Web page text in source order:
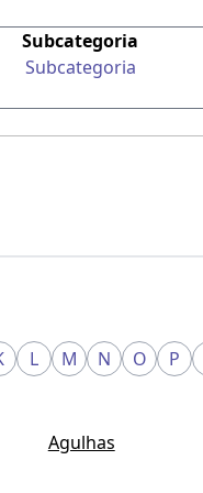
Subcategoria
Subcategoria
L M N O P
Agulhas